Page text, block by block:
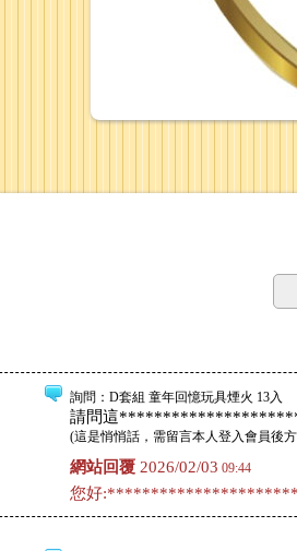
詢問 ：D套組 童年回憶玩具煙火 13入
請問這
(這是悄悄話，需留言本人登入會員後
網站回覆 2026/02/03 09:44
您好